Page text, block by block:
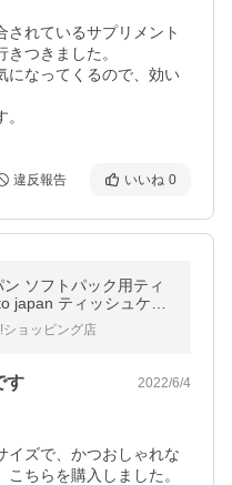
されているサプリメント
つきました。
になってくるので、効い
違反報告 いいね 0
ソフトパック用ティ
japan ティッシュケー
製 日本製 ヤマト工芸
ショッピング店
す 2022/6/4
イズで、かつおしゃれな
ちらを購入しました。